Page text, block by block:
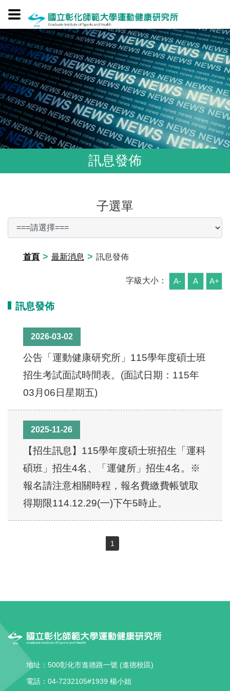
訊息發佈
子選單
首頁 > 最新消息 > 訊息發佈
字級大小： A- A A+
訊息發佈
2026-03-02
公告「運動健康研究所」115學年度碩士班
招生考試面試時間表。(面試日期：115年
03月06日星期五)
2025-11-26
【招生訊息】115學年度碩士班招生「運科
碩班」招生4名、「運健所」招生4名。※
報名請注意相關時程，報名費繳費帳號取
得期限114.12.29(一)下午5時止。
1
地址：500彰化市進德路一號 (進德校區)
電話：04-7232105#1939 楊小姐